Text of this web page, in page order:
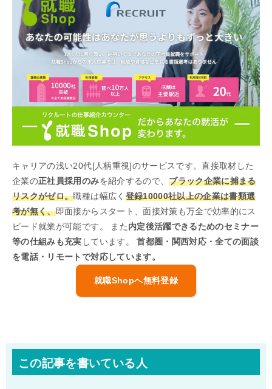
キャリアの浅い20代[人柄重視]のサービスです。直接取材した
企業の正社員採用のみを紹介するので、ブラック企業に捕まる
リスクがゼロ。職種は幅広く 登録10000社以上の企業は書類選
考が無く、即面接からスタート、面接対策も万全で効率的にス
ピード就業が可能です。 また内定後活躍できるためのセミナー
等の仕組みも充実 しています。首都圏・関西対応・全ての面談
を電話・リモートで対応しています。
就職Shopへ無料登録
この記事を書いている人